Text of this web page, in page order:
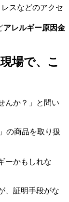
スなどのアクセ
アレルギー原因金
場で、こ
んか？」と問い
の商品を取り扱
ーかもしれな
、証明手段がな